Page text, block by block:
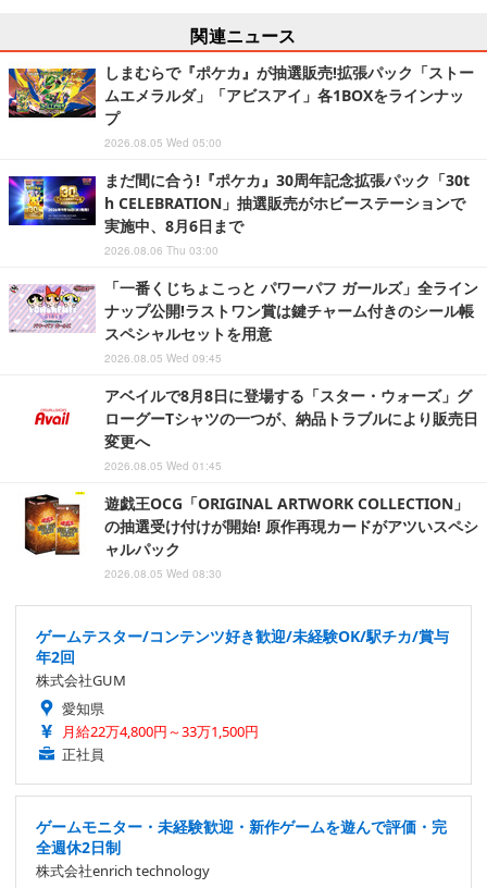
関連ニュース
しまむらで『ポケカ』が抽選販売!拡張パック「ストー
ムエメラルダ」「アビスアイ」各1BOXをラインナッ
プ
2026.08.05 Wed 05:00
まだ間に合う!『ポケカ』30周年記念拡張パック「30t
h CELEBRATION」抽選販売がホビーステーションで
実施中、8月6日まで
2026.08.06 Thu 03:00
「一番くじちょこっと パワーパフ ガールズ」全ライン
ナップ公開!ラストワン賞は鍵チャーム付きのシール帳
スペシャルセットを用意
2026.08.05 Wed 09:45
アベイルで8月8日に登場する「スター・ウォーズ」グ
ローグーTシャツの一つが、納品トラブルにより販売日
変更へ
2026.08.05 Wed 01:45
遊戯王OCG「ORIGINAL ARTWORK COLLECTION」
の抽選受け付けが開始! 原作再現カードがアツいスペシ
ャルパック
2026.08.05 Wed 08:30
ゲームテスター/コンテンツ好き歓迎/未経験OK/駅チカ/賞与
年2回
株式会社GUM
愛知県
月給22万4,800円～33万1,500円
正社員
ゲームモニター・未経験歓迎・新作ゲームを遊んで評価・完
全週休2日制
株式会社enrich technology